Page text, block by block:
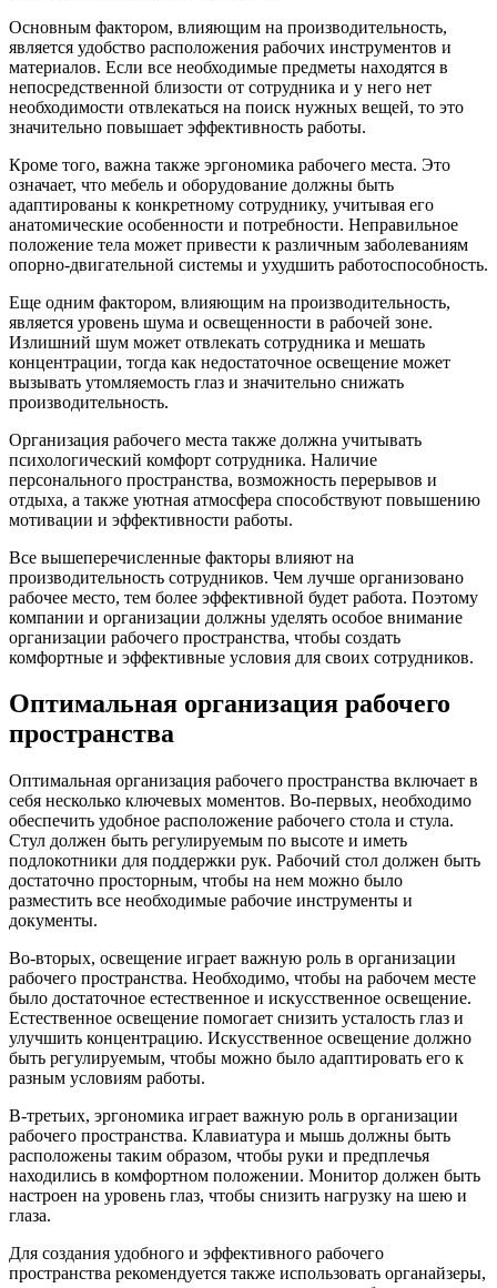
Основным фактором, влияющим на производительность,
является удобство расположения рабочих инструментов и
материалов. Если все необходимые предметы находятся в
непосредственной близости от сотрудника и у него нет
необходимости отвлекаться на поиск нужных вещей, то это
значительно повышает эффективность работы.
Кроме того, важна также эргономика рабочего места. Это
означает, что мебель и оборудование должны быть
адаптированы к конкретному сотруднику, учитывая его
анатомические особенности и потребности. Неправильное
положение тела может привести к различным заболеваниям
опорно-двигательной системы и ухудшить работоспособность.
Еще одним фактором, влияющим на производительность,
является уровень шума и освещенности в рабочей зоне.
Излишний шум может отвлекать сотрудника и мешать
концентрации, тогда как недостаточное освещение может
вызывать утомляемость глаз и значительно снижать
производительность.
Организация рабочего места также должна учитывать
психологический комфорт сотрудника. Наличие
персонального пространства, возможность перерывов и
отдыха, а также уютная атмосфера способствуют повышению
мотивации и эффективности работы.
Все вышеперечисленные факторы влияют на
производительность сотрудников. Чем лучше организовано
рабочее место, тем более эффективной будет работа. Поэтому
компании и организации должны уделять особое внимание
организации рабочего пространства, чтобы создать
комфортные и эффективные условия для своих сотрудников.
Оптимальная организация рабочего
пространства
Оптимальная организация рабочего пространства включает в
себя несколько ключевых моментов. Во-первых, необходимо
обеспечить удобное расположение рабочего стола и стула.
Стул должен быть регулируемым по высоте и иметь
подлокотники для поддержки рук. Рабочий стол должен быть
достаточно просторным, чтобы на нем можно было
разместить все необходимые рабочие инструменты и
документы.
Во-вторых, освещение играет важную роль в организации
рабочего пространства. Необходимо, чтобы на рабочем месте
было достаточное естественное и искусственное освещение.
Естественное освещение помогает снизить усталость глаз и
улучшить концентрацию. Искусственное освещение должно
быть регулируемым, чтобы можно было адаптировать его к
разным условиям работы.
В-третьих, эргономика играет важную роль в организации
рабочего пространства. Клавиатура и мышь должны быть
расположены таким образом, чтобы руки и предплечья
находились в комфортном положении. Монитор должен быть
настроен на уровень глаз, чтобы снизить нагрузку на шею и
глаза.
Для создания удобного и эффективного рабочего
пространства рекомендуется также использовать органайзеры,